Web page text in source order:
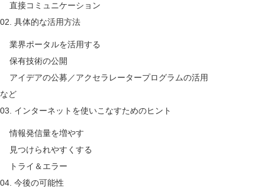
直接コミュニケーション
02. 具体的な活用方法
業界ポータルを活用する
保有技術の公開
アイデアの公募／アクセラレータープログラムの活用
など
03. インターネットを使いこなすためのヒント
情報発信量を増やす
見つけられやすくする
トライ＆エラー
04. 今後の可能性